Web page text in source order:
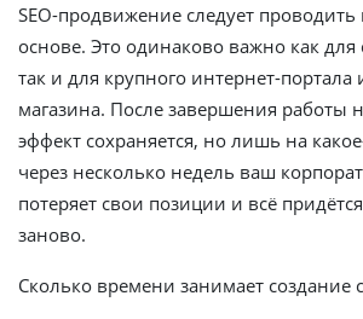
SEO-продвижение следует
основе. Это одинаково важно как для
так и для крупного интернет-портала
магазина. После завершения работы
эффект сохраняется, но лишь на
через несколько недель ваш
потеряет свои позиции и всё
заново.
Сколько времени занимает создание